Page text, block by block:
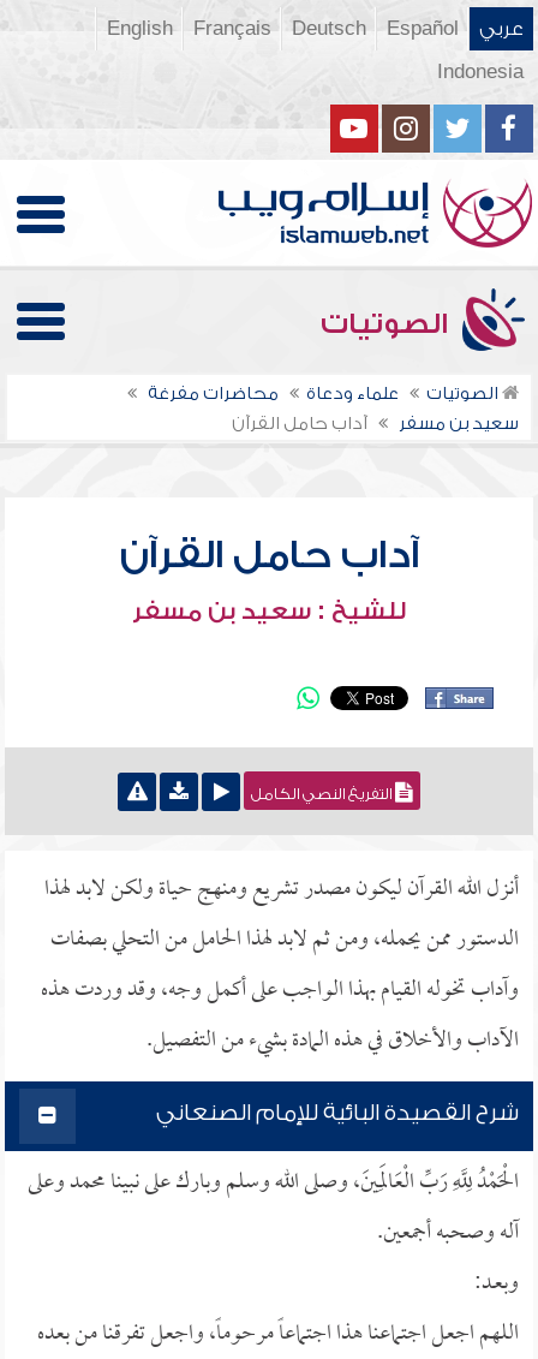
عربي Español
Deutsch
Français
English
Indonesia
الصوتيات
الصوتيات علماء ودعاة
محاضرات مفرغة
سعيد بن مسفر
آداب حامل القرآن
آداب حامل القرآن
للشيخ : سعيد بن مسفر
التفريغ النصي الكامل
أنزل الله القرآن ليكون مصدر تشريع ومنهج حياة ولكن لابد لهذا
الدستور ممن يحمله، ومن ثم لابد لهذا الحامل من التحلي بصفات
وآداب تخوله القيام بهذا الواجب على أكمل وجه، وقد وردت هذه
الآداب والأخلاق في هذه المادة بشيء من التفصيل.
شرح القصيدة البائية للإمام الصنعاني
الْحَمْدُ لِلَّهِ رَبِّ الْعَالَمِينَ، وصلى الله وسلم وبارك على نبينا محمد وعلى
آله وصحبه أجمعين.
وبعـد:
اللهم اجعل اجتماعنا هذا اجتماعاً مرحوماً، واجعل تفرقنا من بعده